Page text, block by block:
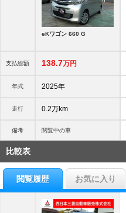
支払総額
年式
走行
備考
eKワゴン 660 G
138.7万円
2025年
0.2万km
閲覧中の車
比較表
閲覧履歴 お気に入り